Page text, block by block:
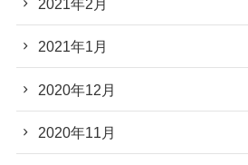
2021年2月
2021年1月
2020年12月
2020年11月